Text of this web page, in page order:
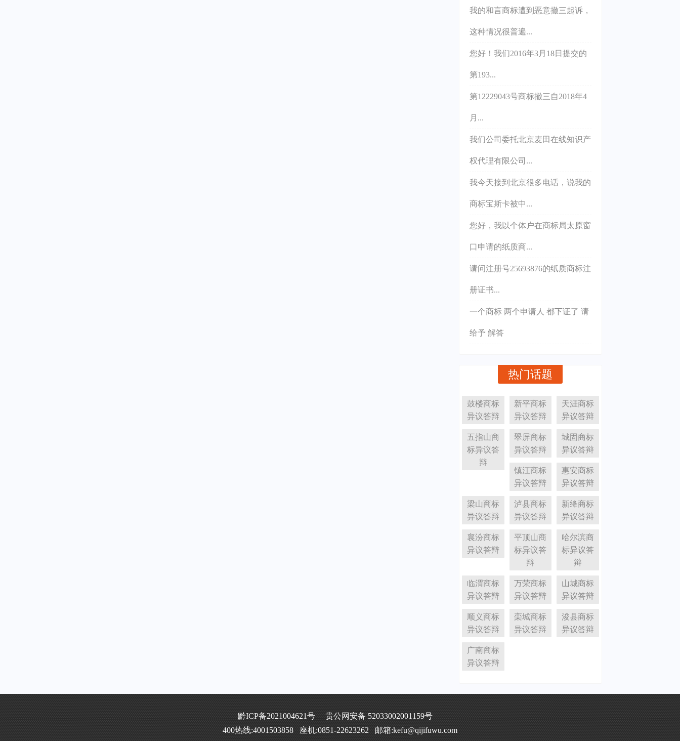
我的和言商标遭到恶意撤三起诉，
这种情况很普遍...
您好！我们2016年3月18日提交的
第193...
第12229043号商标撤三自2018年4
月...
我们公司委托北京麦田在线知识产
权代理有限公司...
我今天接到北京很多电话，说我的
商标宝斯卡被中...
您好，我以个体户在商标局太原窗
口申请的纸质商...
请问注册号25693876的纸质商标注
册证书...
一个商标 两个申请人 都下证了 请
给予 解答
热门话题
鼓楼商标
异议答辩
新平商标
异议答辩
天涯商标
异议答辩
五指山商
标异议答
辩
翠屏商标
异议答辩
城固商标
异议答辩
镇江商标
异议答辩
惠安商标
异议答辩
梁山商标
异议答辩
泸县商标
异议答辩
新绛商标
异议答辩
襄汾商标
异议答辩
平顶山商
标异议答
辩
哈尔滨商
标异议答
辩
临渭商标
异议答辩
万荣商标
异议答辩
山城商标
异议答辩
顺义商标
异议答辩
栾城商标
异议答辩
浚县商标
异议答辩
广南商标
异议答辩
黔ICP备2021004621号
贵公网安备 52033002001159号
400热线:4001503858 座机:0851-22623262 邮箱:kefu@qijifuwu.com